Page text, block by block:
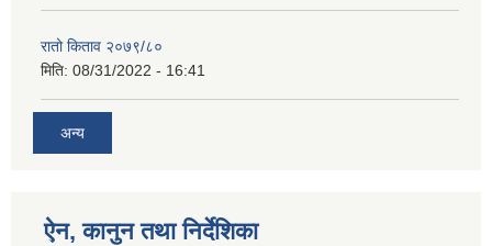
रातो किताव २०७९/८०
मिति: 08/31/2022 - 16:41
अन्य
ऐन, कानुन तथा निर्देशिका